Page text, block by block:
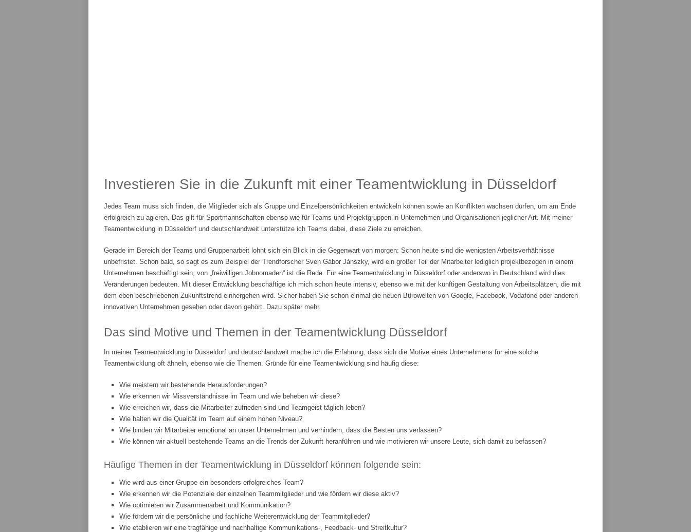
Investieren Sie in die Zukunft mit einer Teamentwicklung in Düsseldorf
Jedes Team muss sich finden, die Mitglieder sich als Gruppe und Einzelpersönlichkeiten entwickeln können sowie an Konflikten wachsen dürfen, um am Ende
erfolgreich zu agieren. Das gilt für Sportmannschaften ebenso wie für Teams und Projektgruppen in Unternehmen und Organisationen jeglicher Art. Mit meiner
Teamentwicklung in Düsseldorf und deutschlandweit unterstütze ich Teams dabei, diese Ziele zu erreichen.
Gerade im Bereich der Teams und Gruppenarbeit lohnt sich ein Blick in die Gegenwart von morgen: Schon heute sind die wenigsten Arbeitsverhältnisse
unbefristet. Schon bald, so sagt es zum Beispiel der Trendforscher Sven Gábor Jánszky, wird ein großer Teil der Mitarbeiter lediglich projektbezogen in einem
Unternehmen beschäftigt sein, von „freiwilligen Jobnomaden“ ist die Rede. Für eine Teamentwicklung in Düsseldorf oder anderswo in Deutschland wird dies
Veränderungen bedeuten. Mit dieser Entwicklung beschäftige ich mich schon heute intensiv, ebenso wie mit der künftigen Gestaltung von Arbeitsplätzen, die mit
dem eben beschriebenen Zukunftstrend einhergehen wird. Sicher haben Sie schon einmal die neuen Bürowelten von Google, Facebook, Vodafone oder anderen
innovativen Unternehmen gesehen oder davon gehört. Dazu später mehr.
Das sind Motive und Themen in der Teamentwicklung Düsseldorf
In meiner Teamentwicklung in Düsseldorf und deutschlandweit mache ich die Erfahrung, dass sich die Motive eines Unternehmens für eine solche
Teamentwicklung oft ähneln, ebenso wie die Themen. Gründe für eine Teamentwicklung sind häufig diese:
Wie meistern wir bestehende Herausforderungen?
Wie erkennen wir Missverständnisse im Team und wie beheben wir diese?
Wie erreichen wir, dass die Mitarbeiter zufrieden sind und Teamgeist täglich leben?
Wie halten wir die Qualität im Team auf einem hohen Niveau?
Wie binden wir Mitarbeiter emotional an unser Unternehmen und verhindern, dass die Besten uns verlassen?
Wie können wir aktuell bestehende Teams an die Trends der Zukunft heranführen und wie motivieren wir unsere Leute, sich damit zu befassen?
Häufige Themen in der Teamentwicklung in Düsseldorf können folgende sein:
Wie wird aus einer Gruppe ein besonders erfolgreiches Team?
Wie erkennen wir die Potenziale der einzelnen Teammitglieder und wie fördern wir diese aktiv?
Wie optimieren wir Zusammenarbeit und Kommunikation?
Wie fördern wir die persönliche und fachliche Weiterentwicklung der Teammitglieder?
Wie etablieren wir eine tragfähige und nachhaltige Kommunikations-, Feedback- und Streitkultur?